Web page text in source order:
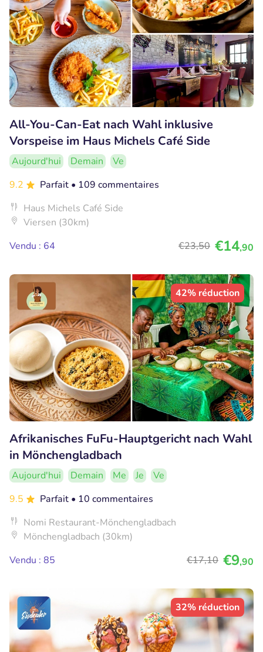
All-You-Can-Eat nach Wahl inklusive
Vorspeise im Haus Michels Café Side
Aujourd'hui Demain
Ve
9.2
Parfait • 109 commentaires
Haus Michels Café Side
Viersen (30km)
Vendu : 64
€23,50 €14,90
42% réduction
Afrikanisches FuFu-Hauptgericht nach Wahl
in Mönchengladbach
Aujourd'hui Demain Me Je
Ve
9.5
Parfait • 10 commentaires
Nomi Restaurant-Mönchengladbach
Mönchengladbach (30km)
Vendu : 85
€17,10 €9,90
32% réduction